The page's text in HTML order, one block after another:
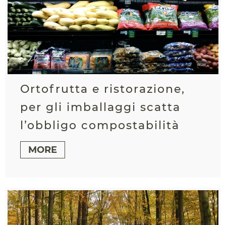
Ortofrutta e ristorazione,
per gli imballaggi scatta
l’obbligo compostabilità
MORE